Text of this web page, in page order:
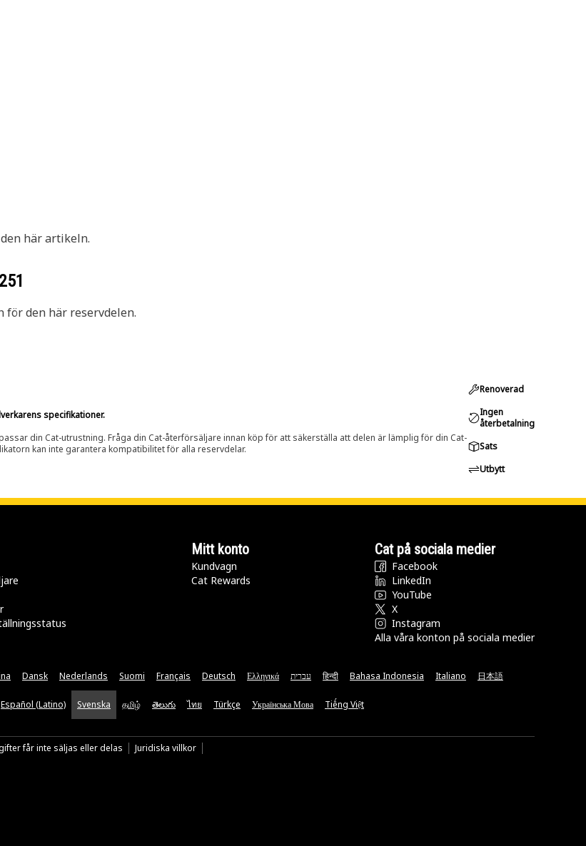
här artikeln.
den här reservdelen.
specifikationer.
din Cat-utrustning. Fråga din Cat-återförsäljare innan köp för att säkerställa att delen är lämplig för din Cat-
kan inte garantera kompatibilitet för alla reservdelar.
Renoverad
Ingen
återbetalning
Sats
Utbytt
Mitt konto
Kundvagn
Cat Rewards
Cat på sociala medier
Facebook
LinkedIn
YouTube
X
Instagram
Alla våra konton på sociala medier
Dansk Nederlands Suomi Français Deutsch Ελληνικά עברית हिन्दी Bahasa Indonesia Italiano 日本語
Español (Latino) Svenska தமிழ் తెలుగు ไทย Türkçe Українська Мова Tiếng Việt
får inte säljas eller delas Juridiska villkor